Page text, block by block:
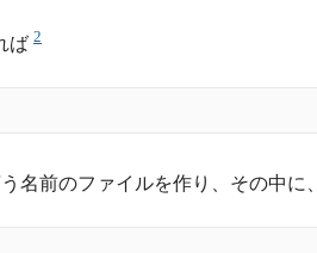
ば 2
名前のファイルを作り、その中に、